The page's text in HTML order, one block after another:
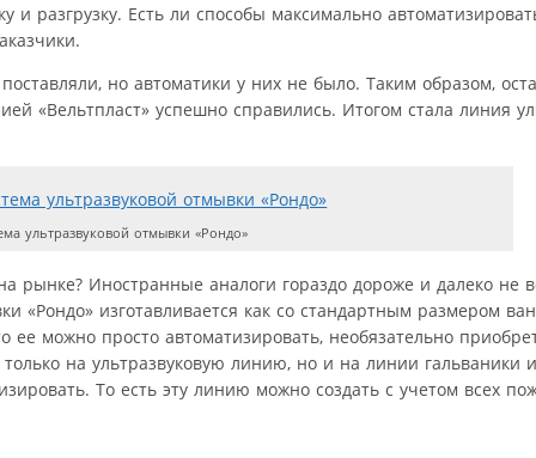
и разгрузку. Есть ли способы максимально
но автоматики у них не было. Таким образом,
«Вельтпласт» успешно справились. Итогом стала линия
ультразвуковой отмывки «Рондо»
рынке? Иностранные аналоги гораздо дороже и далеко не
«Рондо» изготавливается как со стандартным размером
ее можно просто автоматизировать, необязательно
на ультразвуковую линию, но и на линии гальваники
То есть эту линию можно создать с учетом всех